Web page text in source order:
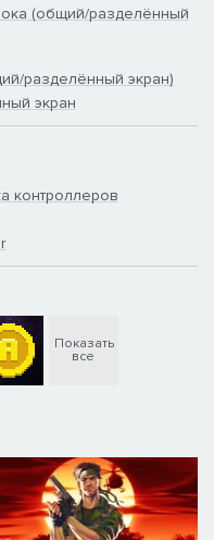
(общий/разделённый
разделённый экран)
экран
контроллеров
Показать
все